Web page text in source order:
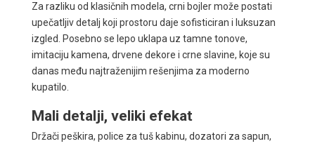
Za razliku od klasičnih modela, crni bojler može postati
upečatljiv detalj koji prostoru daje sofisticiran i luksuzan
izgled. Posebno se lepo uklapa uz tamne tonove,
imitaciju kamena, drvene dekore i crne slavine, koje su
danas među najtraženijim rešenjima za moderno
kupatilo.
Mali detalji, veliki efekat
Držači peškira, police za tuš kabinu, dozatori za sapun,